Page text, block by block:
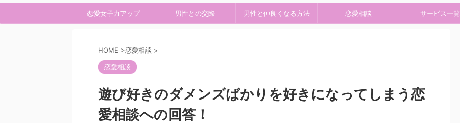
恋愛女子力アップ 男性との交際 男性と仲良くなる方法 恋愛相談 サービス一覧
HOME >恋愛相談 >
恋愛相談
遊び好きのダメンズばかりを好きになってしまう恋
愛相談への回答！